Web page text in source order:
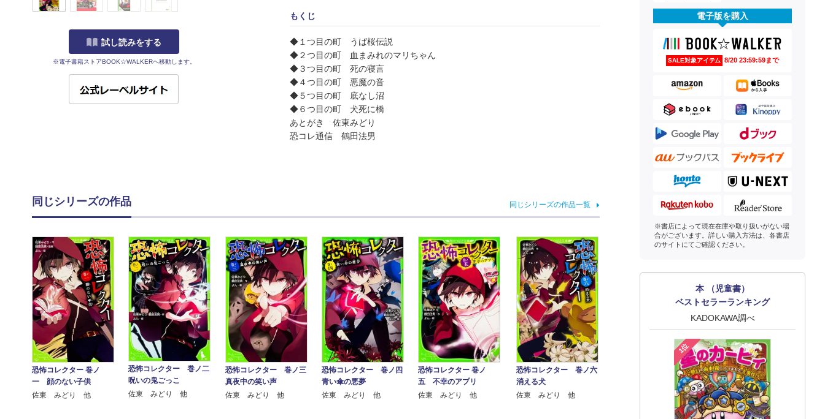
試し読みをする
※電子書籍ストアBOOK☆WALKERへ移動します。
もくじ
◆１つ目の町 うば桜伝説
◆２つ目の町 血まみれのマリちゃん
◆３つ目の町 死の寝言
◆４つ目の町 悪魔の音
◆５つ目の町 底なし沼
◆６つ目の町 犬死に橋
あとがき 佐東みどり
恐コレ通信 鶴田法男
同じシリーズの作品 同じシリーズの作品一覧
恐怖コレクター 巻ノ
一 顔のない子供
佐東 みどり 他
恐怖コレクター 巻ノ二
呪いの鬼ごっこ
佐東 みどり 他
恐怖コレクター 巻ノ三
真夜中の笑い声
佐東 みどり 他
恐怖コレクター 巻ノ四
青い傘の悪夢
佐東 みどり 他
恐怖コレクター 巻ノ
五 不幸のアプリ
佐東 みどり 他
恐怖コレクター 巻ノ六
消える犬
佐東 みどり 他
電子版を購入
SALE対象アイテム 8/20 23:59:59まで
※書店によって現在在庫や取り扱いがない場
合がございます。詳しい購入方法は、各書店
のサイトにてご確認ください。
本 （児童書）
ベストセラーランキング
KADOKAWA調べ
1位